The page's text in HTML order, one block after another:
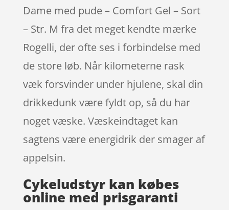
Dame med pude – Comfort Gel – Sort
– Str. M fra det meget kendte mærke
Rogelli, der ofte ses i forbindelse med
de store løb. Når kilometerne rask
væk forsvinder under hjulene, skal din
drikkedunk være fyldt op, så du har
noget væske. Væskeindtaget kan
sagtens være energidrik der smager af
appelsin.
Cykeludstyr kan købes
online med prisgaranti